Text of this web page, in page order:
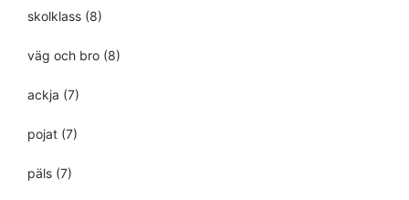
skolklass (8)
väg och bro (8)
ackja (7)
pojat (7)
päls (7)